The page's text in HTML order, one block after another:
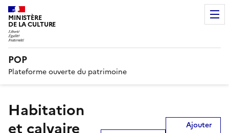
MINISTÈRE
DE LA CULTURE
POP
Plateforme ouverte du patrimoine
Habitation
et calvaire
Ajouter